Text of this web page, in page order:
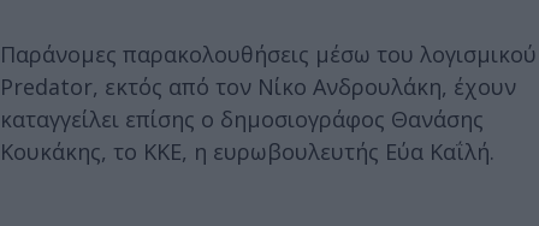
Παράνομες παρακολουθήσεις μέσω του λογισμικού
Predator, εκτός από τον Νίκο Ανδρουλάκη, έχουν
καταγγείλει επίσης ο δημοσιογράφος Θανάσης
Κουκάκης, το ΚΚΕ, η ευρωβουλευτής Εύα Καΐλή.